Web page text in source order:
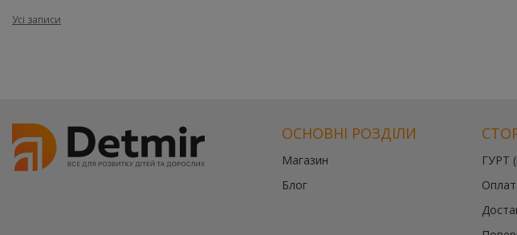
Усі записи
ОСНОВНІ РОЗДІЛИ
Магазин
Блог
ГУРТ